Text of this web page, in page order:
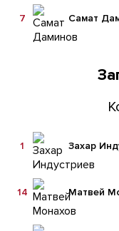
Самат
7
Захар
1
Матвей
14